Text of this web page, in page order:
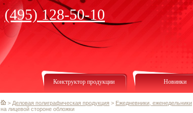
(495) 128-50-10
Конструктор продукции Новинки
> Деловая полиграфическая продукция > Ежедневники, еженедельники
на лицевой стороне обложки